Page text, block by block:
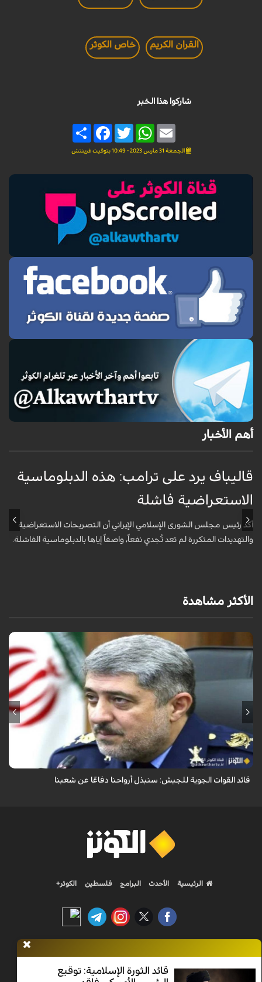
القران الكريم خاص الكوثر
شاركوا هذا الخبر
Share
FacebookTwitter
WhatsAppEmail
الجمعة 31 مارس 2023 - 10:49 بتوقيت غرينتش
أهم الأخبار
قاليباف يرد على ترامب: هذه الدبلوماسية
الاستعراضية فاشلة
أكد رئيس مجلس الشورى الإسلامي الإيراني أن التصريحات الاستعراضية
والتهديدات المتكررة لم تعد تُجدي نفعاً، واصفاً إياها بالدبلوماسية الفاشلة.
الأكثر مشاهدة
قال قائد القوات الجوية للجيش الايراني العميد الطيار بهمن بهمرد "ان القوات
الجوية للجيش ستبذل الأرواح دفاعًا عن الشعب الإيراني".
قائد القوات الجوية للجيش: سنبذل أرواحنا دفاعًا عن شعبنا
قائد الثورة الإسلامية: توقيع
الرئيسية الأحدث البرامج فلسطين الكوثر+
Nilesat 11900 V | Badr 8 11747 V | Badr5 12284 V